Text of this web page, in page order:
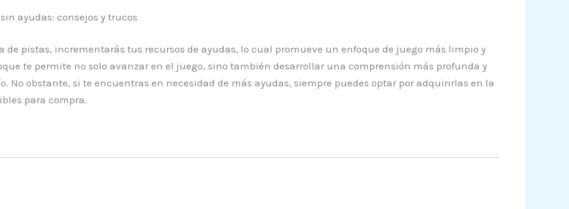
ayudas: consejos y trucos
de pistas, incrementarás tus recursos de ayudas, lo cual promueve un enfoque de juego más limpio y
te permite no solo avanzar en el juego, sino también desarrollar una comprensión más profunda y
No obstante, si te encuentras en necesidad de más ayudas, siempre puedes optar por adquirirlas en la
para compra.